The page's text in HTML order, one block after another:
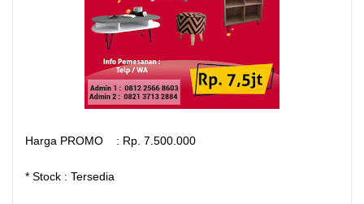
Harga PROMO : Rp. 7.500.000
* Stock : Tersedia